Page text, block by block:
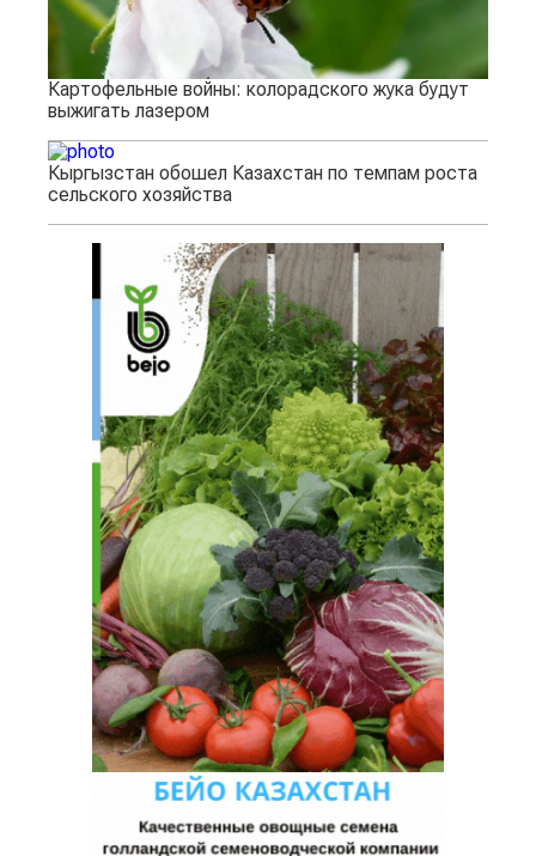
Картофельные войны: колорадского жука будут
выжигать лазером
Кыргызстан обошел Казахстан по темпам роста
сельского хозяйства